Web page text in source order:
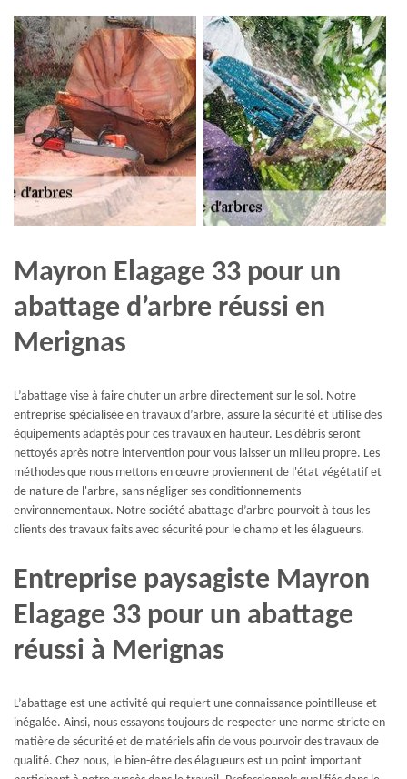
Mayron Elagage 33 pour un
abattage d’arbre réussi en
Merignas
L’abattage vise à faire chuter un arbre directement sur le sol. Notre
entreprise spécialisée en travaux d’arbre, assure la sécurité et utilise des
équipements adaptés pour ces travaux en hauteur. Les débris seront
nettoyés après notre intervention pour vous laisser un milieu propre. Les
méthodes que nous mettons en œuvre proviennent de l'état végétatif et
de nature de l'arbre, sans négliger ses conditionnements
environnementaux. Notre société abattage d’arbre pourvoit à tous les
clients des travaux faits avec sécurité pour le champ et les élagueurs.
Entreprise paysagiste Mayron
Elagage 33 pour un abattage
réussi à Merignas
L’abattage est une activité qui requiert une connaissance pointilleuse et
inégalée. Ainsi, nous essayons toujours de respecter une norme stricte en
matière de sécurité et de matériels afin de vous pourvoir des travaux de
qualité. Chez nous, le bien-être des élagueurs est un point important